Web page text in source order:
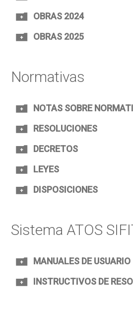
OBRAS 2024
OBRAS 2025
Normativas
NOTAS SOBRE
RESOLUCIONES
DECRETOS
LEYES
DISPOSICIONES
Sistema ATOS
MANUALES DE USUARIO
INSTRUCTIVOS DE